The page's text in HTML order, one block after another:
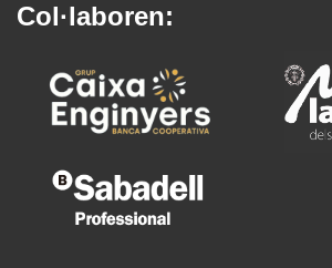
Col·laboren: